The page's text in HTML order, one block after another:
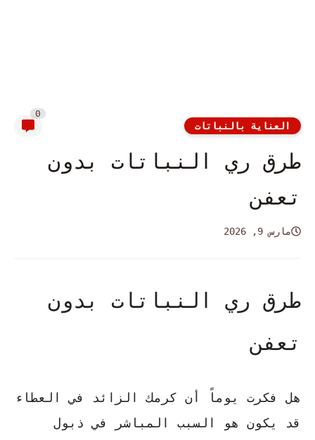
العناية بالنباتات
0
طرق ري النباتات بدون
تعفن
مارس 9, 2026
طرق ري النباتات بدون
تعفن
هل فكرت يوماً أن كرمك الزائد في العطاء
قد يكون هو السبب المباشر في ذبول